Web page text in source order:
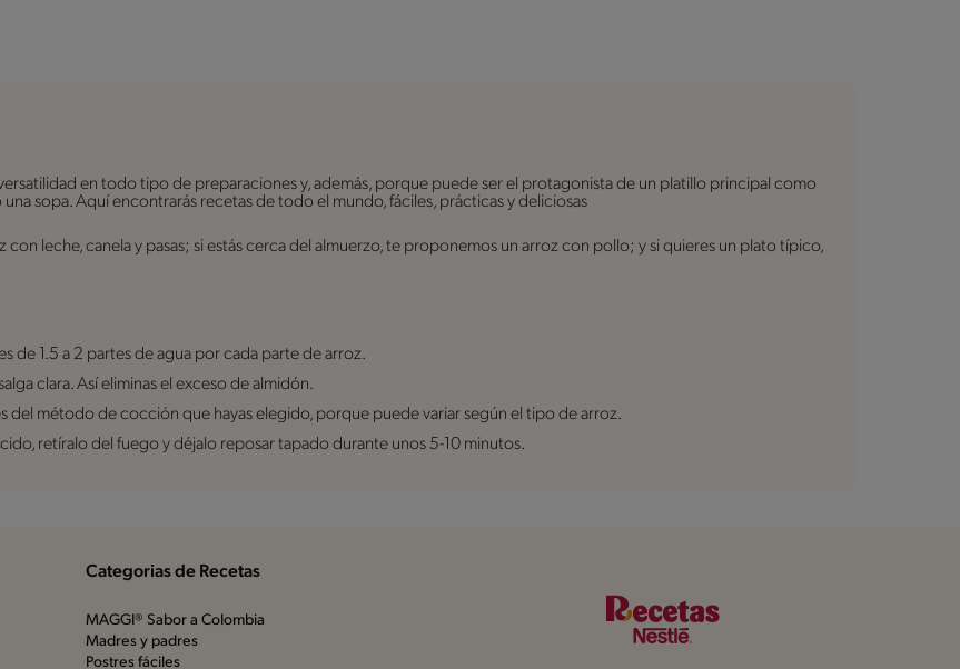
en todo tipo de preparaciones y, además, porque puede ser el protagonista de un platillo principal como
sopa. Aquí encontrarás recetas de todo el mundo, fáciles, prácticas y deliciosas
leche, canela y pasas; si estás cerca del almuerzo, te proponemos un arroz con pollo; y si quieres un plato típico,
de 1.5 a 2 partes de agua por cada parte de arroz.
clara. Así eliminas el exceso de almidón.
del método de cocción que hayas elegido, porque puede variar según el tipo de arroz.
retíralo del fuego y déjalo reposar tapado durante unos 5-10 minutos.
Categorias de Recetas
MAGGI® Sabor a Colombia
Madres y padres
Postres fáciles